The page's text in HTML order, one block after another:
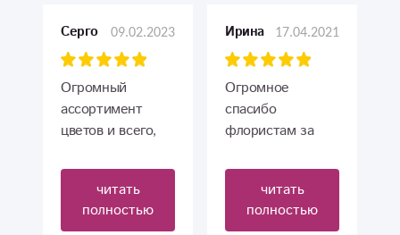
Серго 09.02.2023
Огромный
ассортимент
цветов и всего,
порадовать.
Отличная
команда
читать
полностью
Ирина 17.04.2021
Огромное
спасибо
флористам за
букет. Букет
сделан с душой,
герберы
читать
полностью